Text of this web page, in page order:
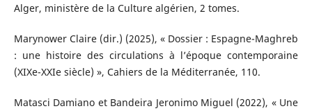
Alger, ministère de la Culture algérien, 2 tomes.
Marynower Claire (dir.) (2025), « Dossier : Espagne-Maghreb
: une histoire des circulations à l’époque contemporaine
(XIXe-XXIe siècle) », Cahiers de la Méditerranée, 110.
Matasci Damiano et Bandeira Jeronimo Miguel (2022), « Une